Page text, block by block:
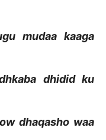
mudaa kaaga
dhidid ku
dhaqasho waa